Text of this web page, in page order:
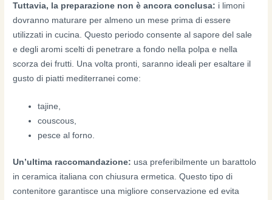
Tuttavia, la preparazione non è ancora conclusa: i limoni
dovranno maturare per almeno un mese prima di essere
utilizzati in cucina. Questo periodo consente al sapore del sale
e degli aromi scelti di penetrare a fondo nella polpa e nella
scorza dei frutti. Una volta pronti, saranno ideali per esaltare il
gusto di piatti mediterranei come:
tajine,
couscous,
pesce al forno.
Un’ultima raccomandazione: usa preferibilmente un barattolo
in ceramica italiana con chiusura ermetica. Questo tipo di
contenitore garantisce una migliore conservazione ed evita